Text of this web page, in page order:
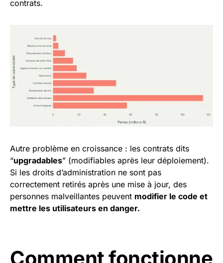
contrats.
Autre problème en croissance : les contrats dits
“upgradables” (modifiables après leur déploiement).
Si les droits d’administration ne sont pas
correctement retirés après une mise à jour, des
personnes malveillantes peuvent modifier le code et
mettre les utilisateurs en danger.